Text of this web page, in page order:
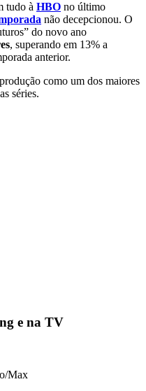
tudo à HBO no último
não decepcionou. O
do novo ano
, superando em 13% a
anterior.
como um dos maiores
séries.
e na TV
Max